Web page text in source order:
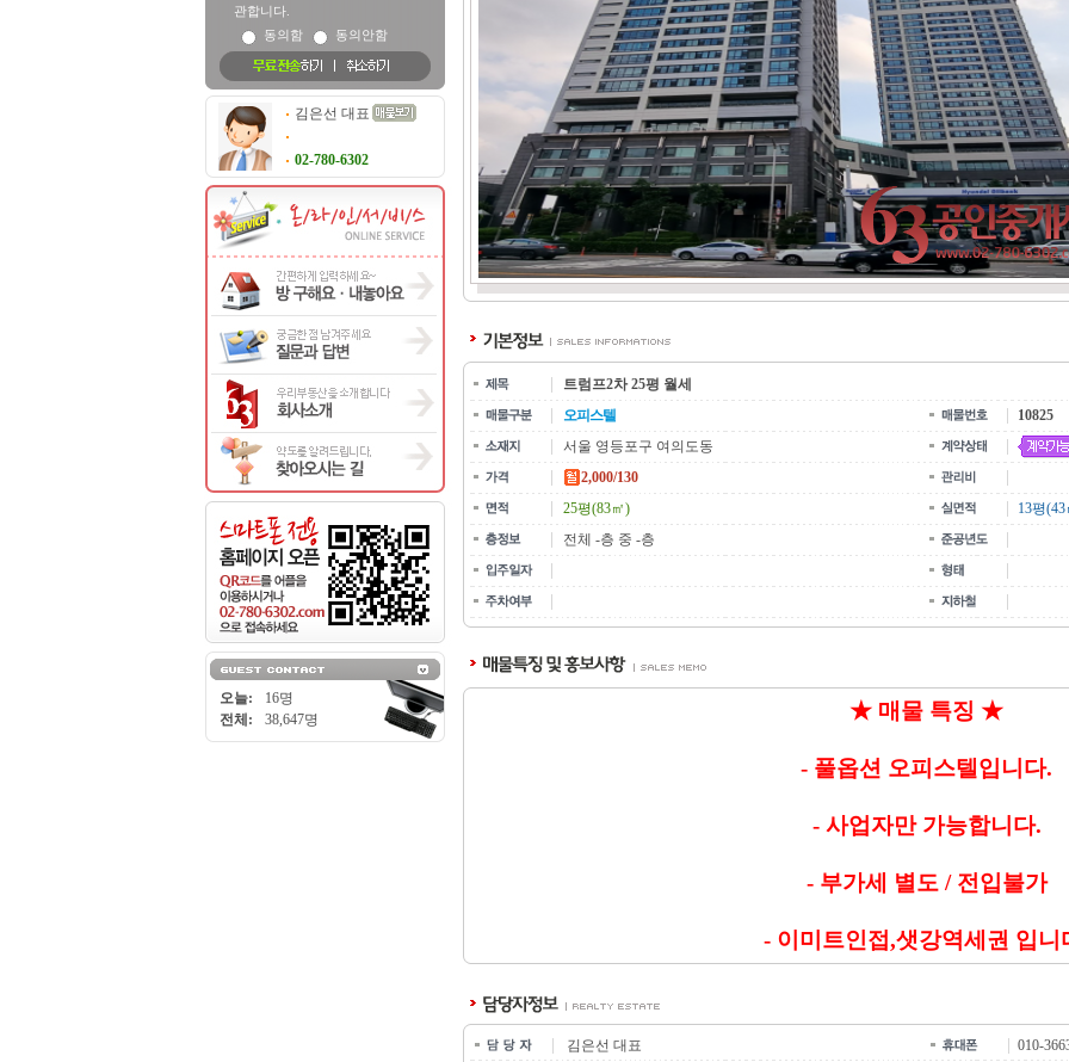
관합니다.
동의함
동의안함
김은선 대표
02-780-6302
오늘:
16명
전체:
38,647명
트럼프2차 25평 월세
오피스텔
10825
서울 영등포구 여의도동
2,000/130
25평(83㎡)
13평
전체 -층 중 -층
★ 매물 특징 ★
- 풀옵션 오피스텔입니다.
- 사업자만 가능합니다.
- 부가세 별도 / 전입불가
- 이미트인접,샛강역세권 입니
김은선 대표
010-